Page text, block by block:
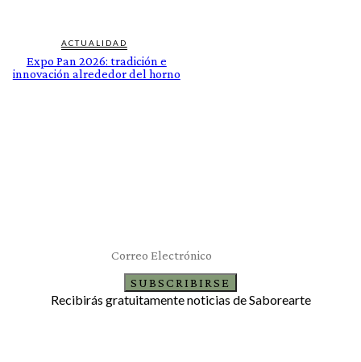
ACTUALIDAD
Expo Pan 2026: tradición e
innovación alrededor del horno
SUBSCRIBIRSE
Recibirás gratuitamente noticias de Saborearte